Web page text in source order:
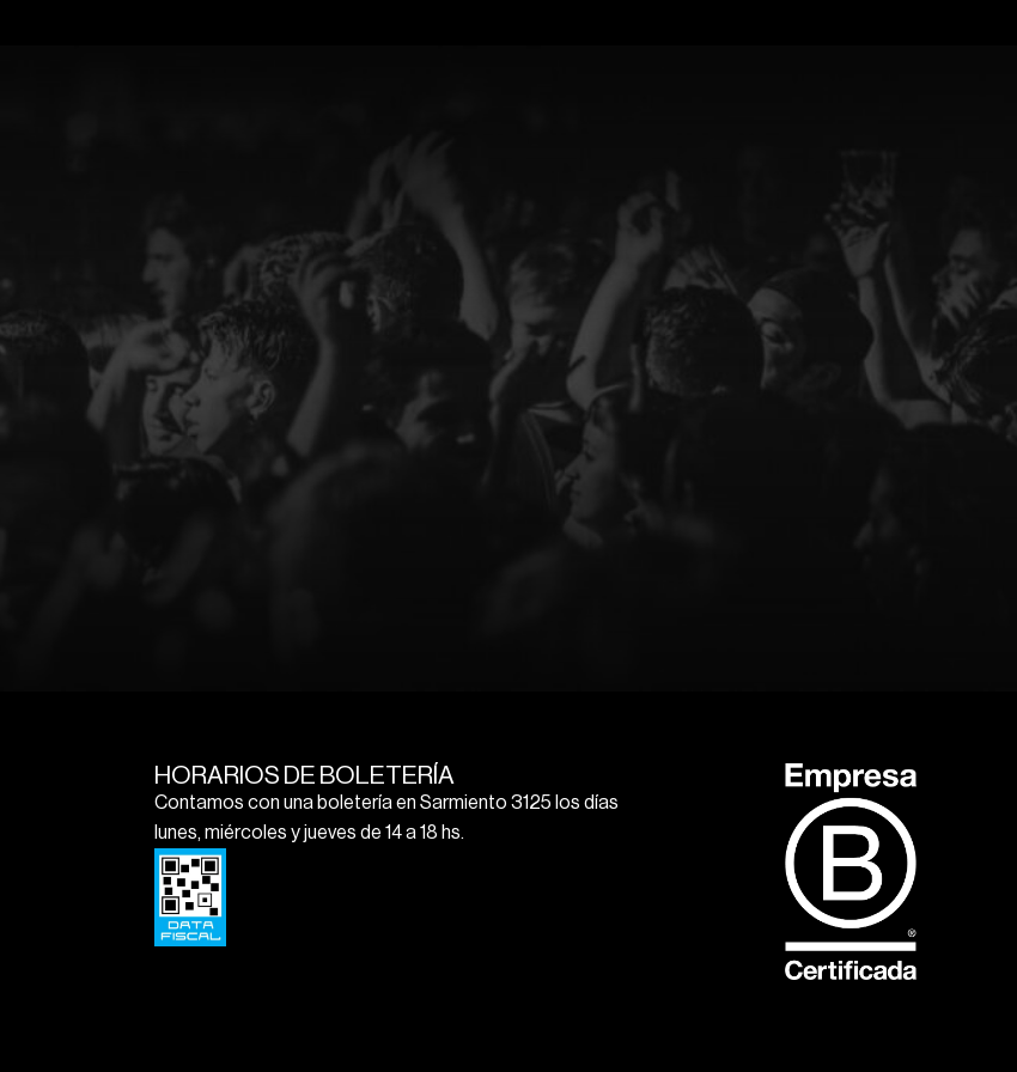
HORARIOS DE BOLETERÍA
Contamos con una boletería en Sarmiento 3125 los días
lunes, miércoles y jueves de 14 a 18 hs.